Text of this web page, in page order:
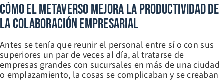
Cómo El Metaverso Mejora La Productividad De
La Colaboración Empresarial
Antes se tenía que reunir el personal entre sí o con sus
superiores un par de veces al día, al tratarse de
empresas grandes con sucursales en más de una ciudad
o emplazamiento, la cosas se complicaban y se creaban